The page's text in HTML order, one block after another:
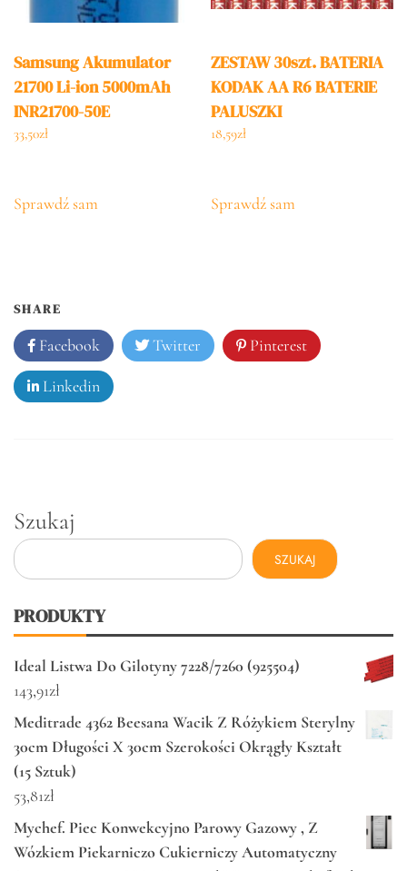
Samsung Akumulator
21700 Li-ion 5000mAh
INR21700-50E
33,50zł
Sprawdź sam
ZESTAW 30szt. BATERIA
KODAK AA R6 BATERIE
PALUSZKI
18,59zł
Sprawdź sam
SHARE
Facebook Twitter Pinterest
Linkedin
Szukaj
SZUKAJ
PRODUKTY
Ideal Listwa Do Gilotyny 7228/7260 (925504)
143,91zł
Meditrade 4362 Beesana Wacik Z Różykiem Sterylny
30cm Długości X 30cm Szerokości Okrągły Kształt
(15 Sztuk)
53,81zł
Mychef. Piec Konwekcyjno Parowy Gazowy , Z
Wózkiem Piekarniczo Cukierniczy Automatyczny